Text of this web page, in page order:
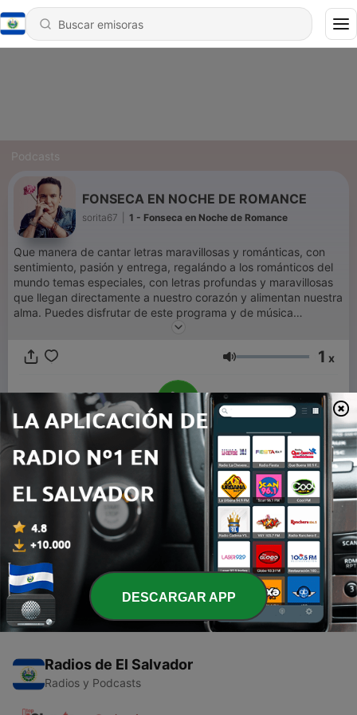
Podcasts
FONSECA EN NOCHE DE ROMANCE
sorita67 1 - Fonseca en Noche de Romance
Que manera de cantar letras maravillosas y románticas, con
sentimiento, pasión y entrega, regalándo a los románticos del
mundo temas especiales, con letras profundas y maravillosas
que llegan directamente a nuestro corazón y alimentan nuestra
alma. Puedes disfrutar de este programa y de música
tì The radio That is for you
Volumen 1 x
00:00
Episodios
- Fonseca en Noche de Romance
Radios de El Salvador
Radios y Podcasts
DESCARGAR APP